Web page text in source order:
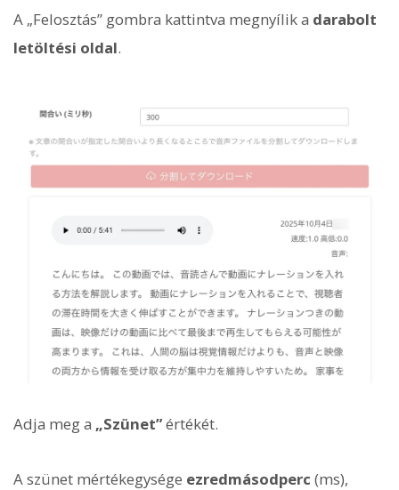
A „Felosztás” gombra kattintva megnyílik a darabolt
letöltési oldal.
Adja meg a „Szünet”értékét.
A szünet mértékegysége ezredmásodperc (ms),